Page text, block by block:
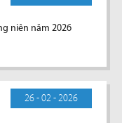
niên năm 2026
26 - 02 - 2026